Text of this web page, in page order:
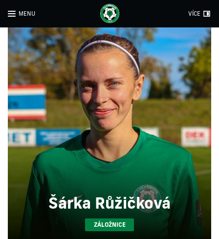
MENU VÍCE
Šárka Růžičková
ZÁLOŽNICE